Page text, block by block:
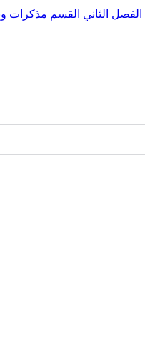
الفصل الثاني القسم مذكرات